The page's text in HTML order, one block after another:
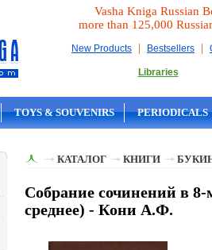
Vasha Kniga Russian
more than 125,000
New Products | Bestsellers |
Libraries
TOYS & SOUVENIRS PERIODICALS
КАТАЛОГ КНИГИ
Собрание сочинений в
среднее) - Кони А.Ф.